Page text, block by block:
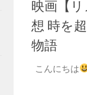
映画【
想 時を
物語
こんにちは